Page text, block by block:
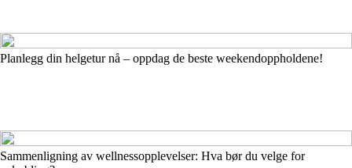
Planlegg din helgetur nå – oppdag de beste weekendoppholdene!
Sammenligning av wellnessopplevelser: Hva bør du velge for